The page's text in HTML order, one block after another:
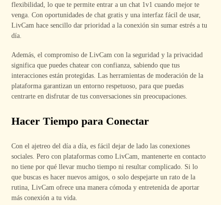
flexibilidad, lo que te permite entrar a un chat 1v1 cuando mejor te
venga. Con oportunidades de chat gratis y una interfaz fácil de usar,
LivCam hace sencillo dar prioridad a la conexión sin sumar estrés a tu
día.
Además, el compromiso de LivCam con la seguridad y la privacidad
significa que puedes chatear con confianza, sabiendo que tus
interacciones están protegidas. Las herramientas de moderación de la
plataforma garantizan un entorno respetuoso, para que puedas
centrarte en disfrutar de tus conversaciones sin preocupaciones.
Hacer Tiempo para Conectar
Con el ajetreo del día a día, es fácil dejar de lado las conexiones
sociales. Pero con plataformas como LivCam, mantenerte en contacto
no tiene por qué llevar mucho tiempo ni resultar complicado. Si lo
que buscas es hacer nuevos amigos, o solo despejarte un rato de la
rutina, LivCam ofrece una manera cómoda y entretenida de aportar
más conexión a tu vida.